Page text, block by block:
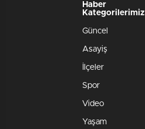
Haber
Kategorilerimiz
Güncel
Asayiş
İlçeler
Spor
Video
Yaşam